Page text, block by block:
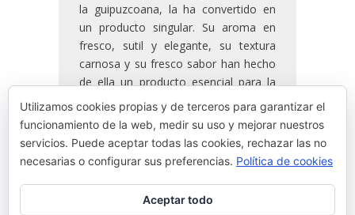
la guipuzcoana, la ha convertido en
un producto singular. Su aroma en
fresco, sutil y elegante, su textura
carnosa y su fresco sabor han hecho
de ella un producto esencial para la
gastronomía de Euskadi.
READ MORE
Utilizamos cookies propias y de terceros para garantizar el
funcionamiento de la web, medir su uso y mejorar nuestros
servicios. Puede aceptar todas las cookies, rechazar las no
necesarias o configurar sus preferencias. Política de cookies
Aceptar todo